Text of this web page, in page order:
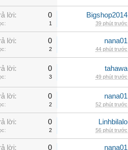
lời: 0
1
Bigshop2014
39 phút trước
lời: 0
2
nana01
44 phút trước
lời: 0
3
tahawa
49 phút trước
lời: 0
2
nana01
52 phút trước
lời: 0
2
Linhbilalo
56 phút trước
lời: 0 nana01